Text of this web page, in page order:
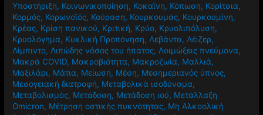
Υποστήριξη, Κοινωνικοποίηση, Κοκαϊνη, Κόπωση, Κορίτσια,
Κορμός, Κορωνοϊός, Κούραση, Κουρκουμάς, Κουρκουμίνη,
Κρέας, Κρίση πανικού, Κριτική, Κρύο, Κρυολιπόλυση,
Κρυολόγημα, Κυκλική Προπόνηση, Λεβάντα, Λέιζερ,
Λίμπιντο, Λιπώδης νόσος του ήπατος, Λοιμώξεις πνεύμονα,
Μακρά COVID, Μακροβιότητα, Μακροζωία, Μαλλιά,
Μαξιλάρι, Μάτια, Μείωση, Μέση, Μεσημεριανός ύπνος,
Μεσογειακή διατροφή, Μεταβολικά ισοδύναμα,
Μεταβολισμός, Μετάδοση, Μετάδοση ιού, Μετάλλαξη
Omicron, Μέτρηση οστικής πυκνότητας, Μη Αλκοολική